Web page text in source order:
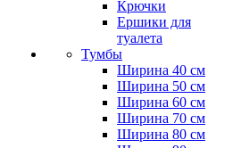
Крючки
Ершики для
туалета
Тумбы
Ширина 40 см
Ширина 50 см
Ширина 60 см
Ширина 70 см
Ширина 80 см